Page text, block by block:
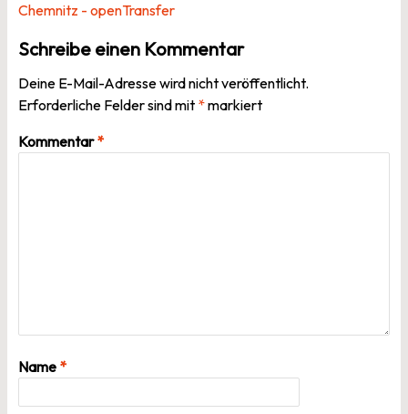
Chemnitz - openTransfer
Schreibe einen Kommentar
Deine E-Mail-Adresse wird nicht veröffentlicht.
Erforderliche Felder sind mit *markiert
Kommentar*
Name *